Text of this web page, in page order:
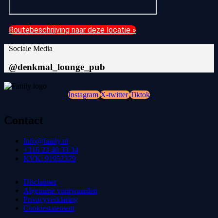
Routebeschrijving naar deze locatie »
Sociale Media
@denkmal_lounge_pub
Instagram X-twitter Tiktok
Contact
Info@fanily.nl
+316 23 40 33 34
KVK: 91952379
Disclaimer
Algemene voorwaarden
Privacyverklaring
Cookiestatement